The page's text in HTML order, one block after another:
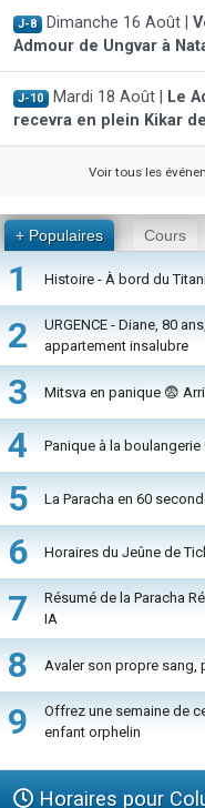
J-8 Dimanche 16 Août |
Admour de Ungvar à
J-10 Mardi 18 Août |
Le
recevra en plein Kikar
Voir tous les
+ Populaires Cours
1 Histoire - À bord du
2
URGENCE - Diane, 80
appartement insalubre
3 Mitsva en panique 😨
4 Panique à la boulangerie
5 La Paracha en 60
6 Horaires du Jeûne de
7
Résumé de la Paracha
IA
8 Avaler son propre sang,
9
Offrez une semaine de
enfant orphelin
Horaires pour